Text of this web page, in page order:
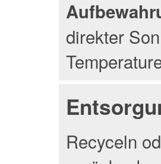
direkter
Recyceln